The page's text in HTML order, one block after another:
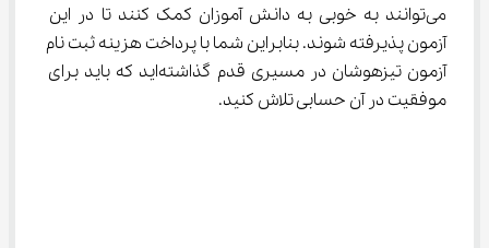
می‌توانند به خوبی به دانش آموزان کمک کنند تا در این
آزمون پذیرفته شوند. بنابراین شما با پرداخت هزینه ثبت نام
آزمون تیزهوشان در مسیری قدم گذاشته‌اید که باید برای
موفقیت در آن حسابی تلاش کنید.